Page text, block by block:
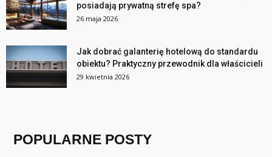
posiadają prywatną strefę spa?
26 maja 2026
Jak dobrać galanterię hotelową do standardu
obiektu? Praktyczny przewodnik dla właścicieli
29 kwietnia 2026
POPULARNE POSTY